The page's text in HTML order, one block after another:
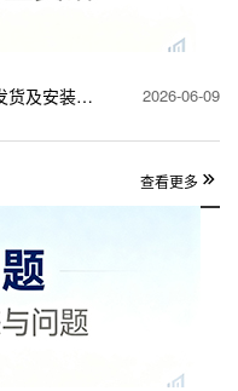
安装完工 2026-06-09
查看更多